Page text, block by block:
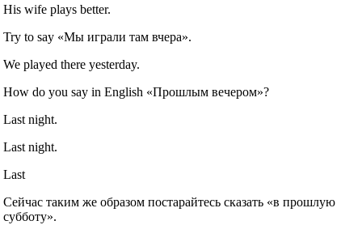
His wife plays better.
Try to say «Мы играли там вчера».
We played there yesterday.
How do you say in English «Прошлым вечером»?
Last night.
Last night.
Last
Сейчас таким же образом постарайтесь сказать «в прошлую
субботу».